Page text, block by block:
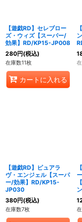
【遊戯RD】セレブロー
ズ・ウィズ【スーパー/
効果】RD/KP15-JP008
280円(税込)
在庫数11枚
カートに入れる
【遊戯RD】ピュアラ
ヴ・エンジェル【スーパ
ー/効果】RD/KP15-
JP030
380円(税込)
在庫数7枚